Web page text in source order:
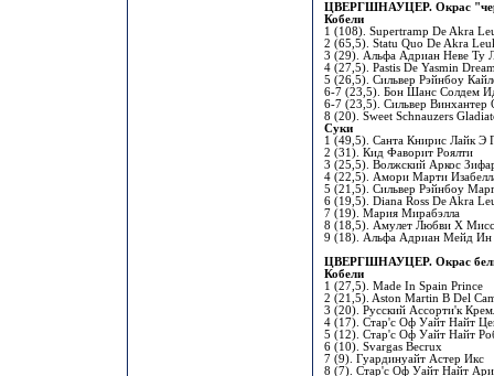
ЦВЕРГШНАУЦЕР. Окрас
Кобели
1 (108). Supertramp De Akra
2 (65,5). Statu Quo De Akra
3 (29). Альфа Адриан Неве Ту
4 (27,5). Pastis De Yasmin
5 (26,5). Сильвер Рэйнбоу
6-7 (23,5). Бон Шанс Солдем
6-7 (23,5). Сильвер Винхантер
8 (20). Sweet Schnauzers
Суки
1 (49,5). Санта Книрис Лайк Э
2 (31). Кид Фаворит Роялти
3 (25,5). Волжский Аркос
4 (22,5). Амори Марти
5 (21,5). Сильвер Рэйнбоу
6 (19,5). Diana Ross De Akra
7 (19). Мария Мирабэлла
8 (18,5). Амулет Любви Х
9 (18). Альфа Адриан Мейд Ин
ЦВЕРГШНАУЦЕР. Окрас
Кобели
1 (27,5). Made In Spain Prince
2 (21,5). Aston Martin B Del
3 (20). Русский Ассорти'к
4 (17). Стар'с Оф Уайт Найт
5 (12). Стар'с Оф Уайт Найт
6 (10). Svargas Becrux
7 (9). Гуардинуайт Астер Икс
8 (7). Стар'с Оф Уайт Найт